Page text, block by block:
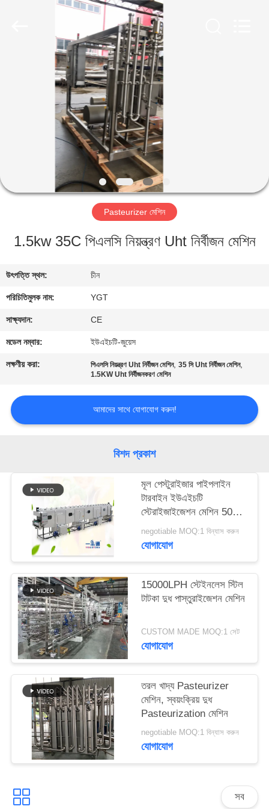
VR
প্রদর্শন
আমাদের
কারখানা
ভ্রমণ
মান
যোগাযোগ
খবর
ম্যাপ
PRIVACY
POLICY
Pasteurizer মেশিন
1.5kw 35C পিএলসি নিয়ন্ত্রণ Uht নির্বীজন মেশিন
উৎপত্তি স্থল: চীন
পরিচিতিমুলক নাম: YGT
সাক্ষ্যদান: CE
মডেল নম্বার: ইউএইচটি-জুয়েস
লক্ষণীয় করা: পিএলসি নিয়ন্ত্রণ Uht নির্বীজন মেশিন,35 সি Uht নির্বীজন মেশিন,
1.5KW Uht নির্বীজনকরণ মেশিন
আমাদের সাথে যোগাযোগ করুন!
বিশদ প্রকাশ
মূল পেস্টুরাইজার পাইপলাইন
টারবাইন ইউএইচটি
স্টেরাইজাইজেশন মেশিন 50L /
100L / 220L
negotiable MOQ:1 বিন্যাস করুন
যোগাযোগ
15000LPH স্টেইনলেস স্টিল
টাটকা দুধ পাস্তুরাইজেশন মেশিন
CUSTOM MADE MOQ:1 সেট
যোগাযোগ
তরল খাদ্য Pasteurizer
মেশিন, স্বয়ংক্রিয় দুধ
Pasteurization মেশিন
negotiable MOQ:1 বিন্যাস করুন
যোগাযোগ
সব